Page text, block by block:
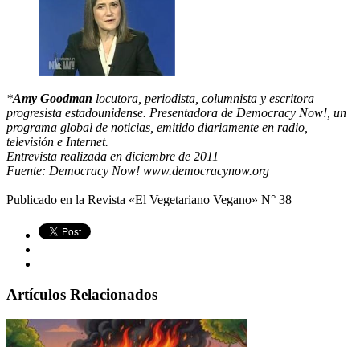
*Amy Goodman locutora, periodista, columnista y escritora
progresista estadounidense. Presentadora de Democracy Now!, un
programa global de noticias, emitido diariamente en radio,
televisión e Internet.
Entrevista realizada en diciembre de 2011
Fuente: Democracy Now! www.democracynow.org
Publicado en la Revista «El Vegetariano Vegano» N° 38
Artículos Relacionados